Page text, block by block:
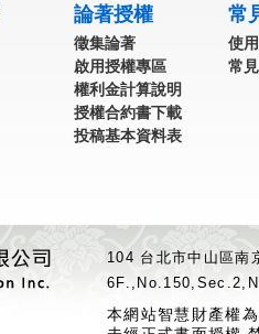
論著授權
徵集論著
啟用授權專區
權利金計算說明
授權合約書下載
投稿基本資料表
常
使
常
104 台北市中山區
本網站智慧財產權